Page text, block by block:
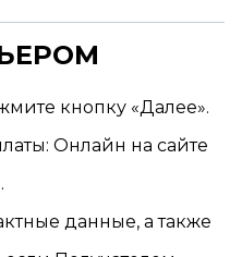
кнопку «Далее».
Онлайн на сайте
данные, а также